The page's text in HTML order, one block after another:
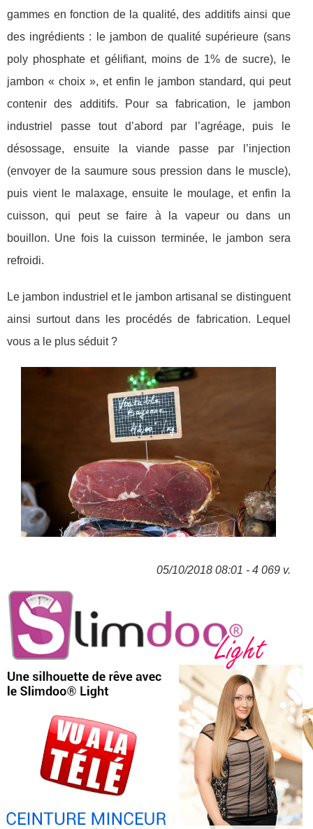
gammes en fonction de la qualité, des additifs ainsi que
des ingrédients : le jambon de qualité supérieure (sans
poly phosphate et gélifiant, moins de 1% de sucre), le
jambon « choix », et enfin le jambon standard, qui peut
contenir des additifs. Pour sa fabrication, le jambon
industriel passe tout d’abord par l’agréage, puis le
désossage, ensuite la viande passe par l’injection
(envoyer de la saumure sous pression dans le muscle),
puis vient le malaxage, ensuite le moulage, et enfin la
cuisson, qui peut se faire à la vapeur ou dans un
bouillon. Une fois la cuisson terminée, le jambon sera
refroidi.
Le jambon industriel et le jambon artisanal se distinguent
ainsi surtout dans les procédés de fabrication. Lequel
vous a le plus séduit ?
05/10/2018 08:01 - 4 069 v.